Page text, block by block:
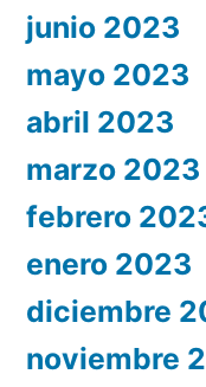
junio 2023
mayo 2023
abril 2023
marzo 2023
febrero
enero 2023
diciembre
noviembre